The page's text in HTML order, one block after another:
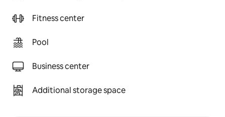
Fitness center
Pool
Business center
Additional storage space